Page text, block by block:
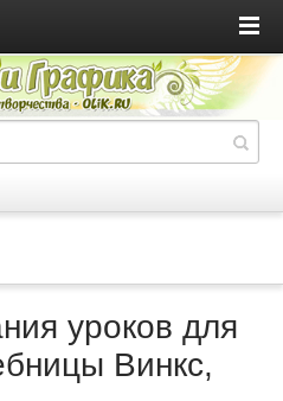
уроков для
Винкс,